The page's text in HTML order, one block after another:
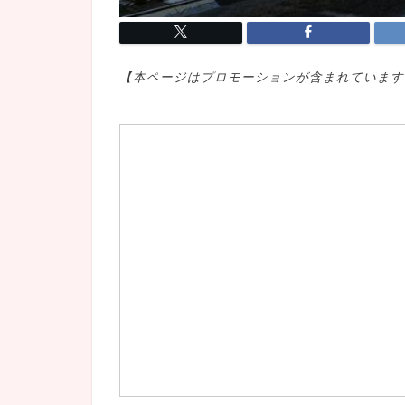
【本ページはプロモ ーションが含まれていま